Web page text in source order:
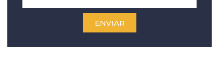
ENVIAR